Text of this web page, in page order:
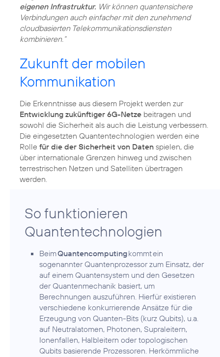
eigenen Infrastruktur. Wir können quantensichere
Verbindungen auch einfacher mit den zunehmend
cloudbasierten Telekommunikationsdiensten
kombinieren.“
Zukunft der mobilen
Kommunikation
Die Erkenntnisse aus diesem Projekt werden zur
Entwicklung zukünftiger 6G-Netze beitragen und
sowohl die Sicherheit als auch die Leistung verbessern.
Die eingesetzten Quantentechnologien werden eine
Rolle für die der Sicherheit von Daten spielen, die
über internationale Grenzen hinweg und zwischen
terrestrischen Netzen und Satelliten übertragen
werden.
So funktionieren
Quantentechnologien
BeimQuantencomputingkommt ein
sogenannter Quantenprozessor zum Einsatz, der
auf einem Quantensystem und den Gesetzen
der Quantenmechanik basiert, um
Berechnungen auszuführen. Hierfür existieren
verschiedene konkurrierende Ansätze für die
Erzeugung von Quanten-Bits (kurz Qubits), u.a.
auf Neutralatomen, Photonen, Supraleitern,
Ionenfallen, Halbleitern oder topologischen
Qubits basierende Prozessoren. Herkömmliche